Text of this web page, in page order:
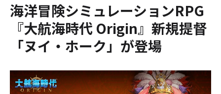
海洋冒険シミュレーションRPG
『大航海時代 Origin』新規提督
「ヌイ・ホーク」が登場